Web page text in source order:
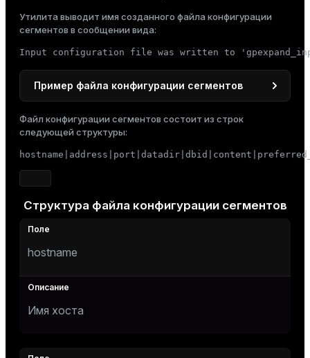
Утилита выводит имя созданного файла конфигурации
сегментов в сообщении вида:
Input configuration file was written to
Пример файла конфигурации сегментов
Этот файл расширяет кластер, добавляя по два
новых основных сегмента на каждом новом хосте
сегментов друг друга.
sdw3|sdw3|10001|/data1/primary/gpseg5|12|5|p
sdw4|sdw4|10000|/data1/primary/gpseg6|13|6|p
sdw4|sdw4|10001|/data1/primary/gpseg7|14|7|p
Файл конфигурации сегментов состоит из строк
следующей структуры:
Структура файла конфигурации сегментов
hostname
Имя хоста